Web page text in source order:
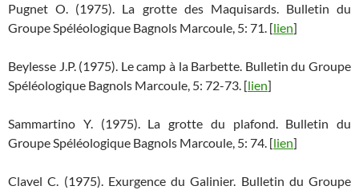
Pugnet O. (1975). La grotte des Maquisards. Bulletin du
Groupe Spéléologique Bagnols Marcoule, 5: 71. [lien]
Beylesse J.P. (1975). Le camp à la Barbette. Bulletin du Groupe
Spéléologique Bagnols Marcoule, 5: 72-73. [lien]
Sammartino Y. (1975). La grotte du plafond. Bulletin du
Groupe Spéléologique Bagnols Marcoule, 5: 74. [lien]
Clavel C. (1975). Exurgence du Galinier. Bulletin du Groupe